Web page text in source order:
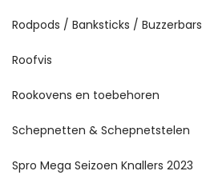
Rodpods / Banksticks / Buzzerbars
Roofvis
Rookovens en toebehoren
Schepnetten & Schepnetstelen
Spro Mega Seizoen Knallers 2023